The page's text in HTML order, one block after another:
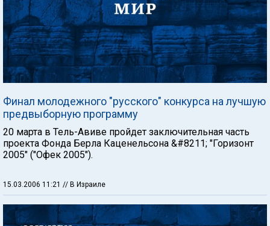
Финал молодежного "русского" конкурса на лучшую
предвыборную программу
20 марта в Тель-Авиве пройдет заключительная часть
проекта Фонда Берла Каценельсона &#8211; "Горизонт
2005" ("Офек 2005").
15.03.2006 11:21 // В Израиле